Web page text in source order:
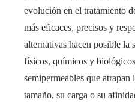
evolución en el tratamiento
más eficaces, precisos y
alternativas hacen posible la
físicos, químicos y
semipermeables que
tamaño, su carga o su